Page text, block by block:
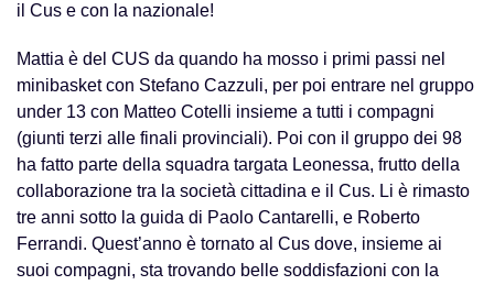
il Cus e con la nazionale!
Mattia è del CUS da quando ha mosso i primi passi nel
minibasket con Stefano Cazzuli, per poi entrare nel gruppo
under 13 con Matteo Cotelli insieme a tutti i compagni
(giunti terzi alle finali provinciali). Poi con il gruppo dei 98
ha fatto parte della squadra targata Leonessa, frutto della
collaborazione tra la società cittadina e il Cus. Li è rimasto
tre anni sotto la guida di Paolo Cantarelli, e Roberto
Ferrandi. Quest’anno è tornato al Cus dove, insieme ai
suoi compagni, sta trovando belle soddisfazioni con la